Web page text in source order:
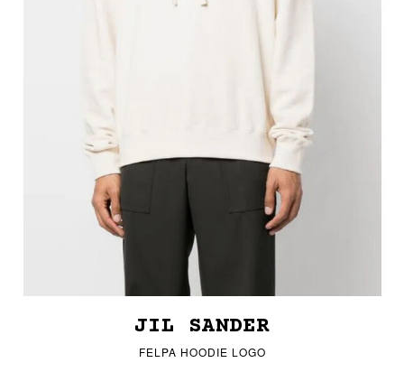
JIL SANDER
FELPA HOODIE LOGO